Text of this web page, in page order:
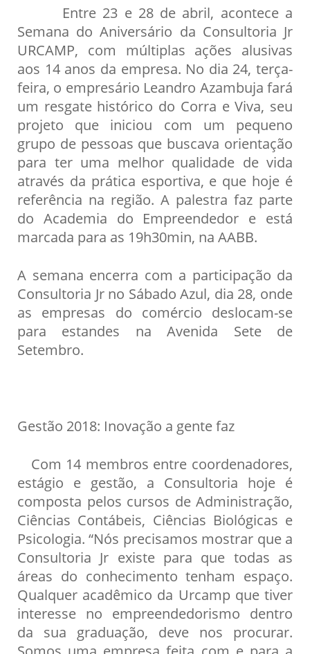
Entre 23 e 28 de abril, acontece a
Semana do Aniversário da Consultoria Jr
URCAMP, com múltiplas ações alusivas
aos 14 anos da empresa. No dia 24, terça-
feira, o empresário Leandro Azambuja fará
um resgate histórico do Corra e Viva, seu
projeto que iniciou com um pequeno
grupo de pessoas que buscava orientação
para ter uma melhor qualidade de vida
através da prática esportiva, e que hoje é
referência na região. A palestra faz parte
do Academia do Empreendedor e está
marcada para as 19h30min, na AABB.
A semana encerra com a participação da
Consultoria Jr no Sábado Azul, dia 28, onde
as empresas do comércio deslocam-se
para estandes na Avenida Sete de
Setembro.
Gestão 2018: Inovação a gente faz
Com 14 membros entre coordenadores,
estágio e gestão, a Consultoria hoje é
composta pelos cursos de Administração,
Ciências Contábeis, Ciências Biológicas e
Psicologia. “Nós precisamos mostrar que a
Consultoria Jr existe para que todas as
áreas do conhecimento tenham espaço.
Qualquer acadêmico da Urcamp que tiver
interesse no empreendedorismo dentro
da sua graduação, deve nos procurar.